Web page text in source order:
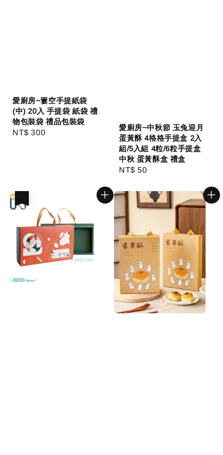
愛廚房~簍空手提紙袋
(中) 20入 手提袋 紙袋 禮
物包裝袋 禮品包裝袋
Regular
NT$ 300
愛廚房~中秋節 玉兔迎月
蛋黃酥 4格格手提盒 2入
組/5入組 4粒/6粒手提盒
中秋 蛋黃酥盒 禮盒
Regular
NT$ 50